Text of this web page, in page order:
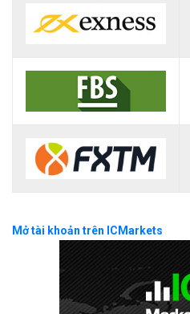
Mở tài khoản trên ICMarkets